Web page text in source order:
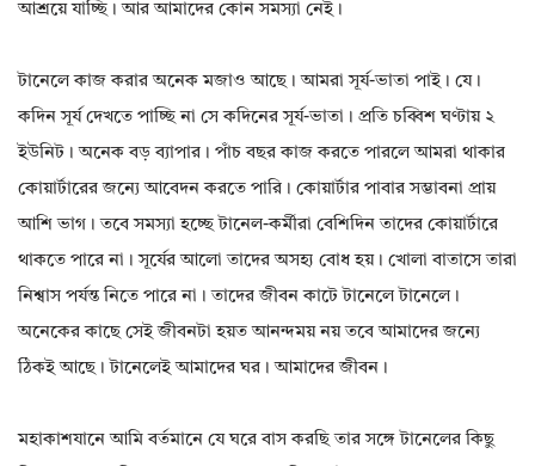
আশ্রয়ে যাচ্ছি। আর আমাদের কোন সমস্যা নেই।
টানেলে কাজ করার অনেক মজাও আছে। আমরা সূর্য-ভাতা পাই। যে।
কদিন সূর্য দেখতে পাচ্ছি না সে কদিনের সূর্য-ভাতা। প্রতি চব্বিশ ঘণ্টায় ২
ইউনিট। অনেক বড় ব্যাপার। পাঁচ বছর কাজ করতে পারলে আমরা থাকার
কোয়ার্টারের জন্যে আবেদন করতে পারি। কোয়ার্টার পাবার সম্ভাবনা প্রায়
আশি ভাগ। তবে সমস্যা হচ্ছে টানেল-কর্মীরা বেশিদিন তাদের কোয়ার্টারে
থাকতে পারে না। সূর্যের আলো তাদের অসহ্য বোধ হয়। খোলা বাতাসে তারা
নিশ্বাস পর্যন্ত নিতে পারে না। তাদের জীবন কাটে টানেলে টানেলে।
অনেকের কাছে সেই জীবনটা হয়ত আনন্দময় নয় তবে আমাদের জন্যে
ঠিকই আছে। টানেলেই আমাদের ঘর। আমাদের জীবন।
মহাকাশযানে আমি বর্তমানে যে ঘরে বাস করছি তার সঙ্গে টানেলের কিছু